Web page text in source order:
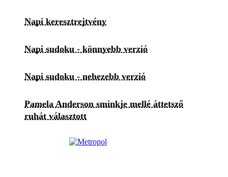
Napi keresztrejtvény
Napi sudoku - könnyebb verzió
Napi sudoku - nehezebb verzió
Pamela Anderson sminkje mellé áttetsző
ruhát választott